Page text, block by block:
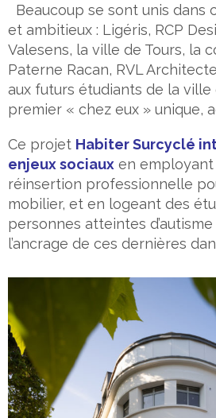
Beaucoup se sont unis dans
et ambitieux : Ligéris, RCP
Valesens, la ville de Tours, la
Paterne Racan, RVL
aux futurs étudiants de la ville
premier « chez eux » unique,
Ce projet Habiter Surcyclé
enjeux sociaux en
réinsertion professionnelle
mobilier, et en logeant des
personnes atteintes
l’ancrage de ces dernières